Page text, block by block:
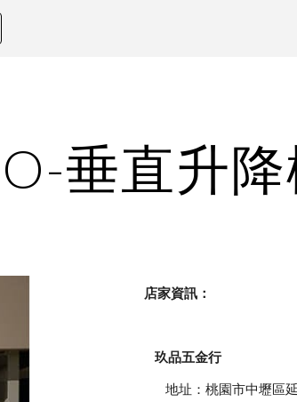
垂直升
    店家資訊：
玖品五金行
地址：桃園市中